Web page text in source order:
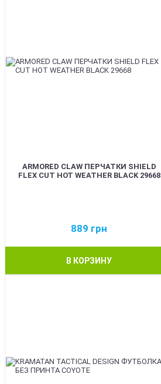
ARMORED CLAW ПЕРЧАТКИ SHIELD
FLEX CUT HOT WEATHER BLACK 29668
889 грн
В КОРЗИНУ